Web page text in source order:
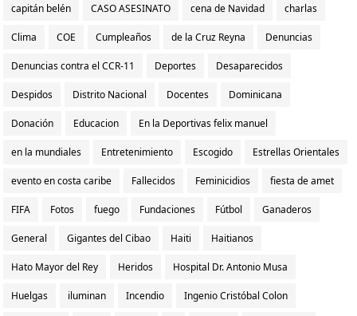
capitán belén CASO ASESINATO cena de Navidad charlas
Clima COE Cumpleaños de la Cruz Reyna Denuncias
Denuncias contra el CCR-11 Deportes Desaparecidos
Despidos Distrito Nacional Docentes Dominicana
Donación Educacion En la Deportivas felix manuel
en la mundiales Entretenimiento Escogido Estrellas Orientales
evento en costa caribe Fallecidos Feminicidios fiesta de amet
FIFA Fotos fuego Fundaciones Fútbol Ganaderos
General Gigantes del Cibao Haiti Haitianos
Hato Mayor del Rey Heridos Hospital Dr. Antonio Musa
Huelgas iluminan Incendio Ingenio Cristóbal Colon